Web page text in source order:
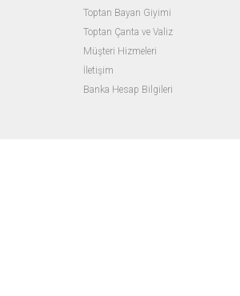
Toptan Bayan Giyimi
Toptan Çanta ve Valiz
Müşteri Hizmeleri
İletişim
Banka Hesap Bilgileri